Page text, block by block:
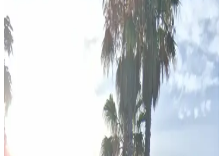
São Brás de Alportel Portugal
Unverbindliche Anfrage
Die Beschreibung zu dieser Unterkunft ist leider nicht in Ihrer
Sprache verfügbar.
Boutique and luxurious Accommodations: Casa Mimosa in São
Brás de Alportel offers various large sun terraces, gardens to stroll in
and relax, plus new self catering superior lodge exceptional seasonal
outdoor swimming pool, free WiFi, air-conditioning, private
bathrooms with walk-in showers.All our rooms have independant
access from their own private patios fully with outside lights .
Secure off street parking honesty bar, lounge, and outdoor seating